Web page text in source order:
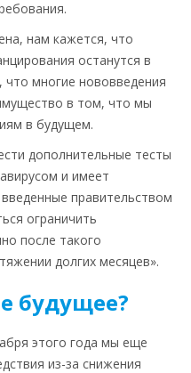
нам кажется, что
останутся в
что многие нововведения
в том, что мы
в будущем.
дополнительные тесты
и имеет
правительством
ограничить
после такого
долгих месяцев».
будущее?
этого года мы еще
из-за снижения